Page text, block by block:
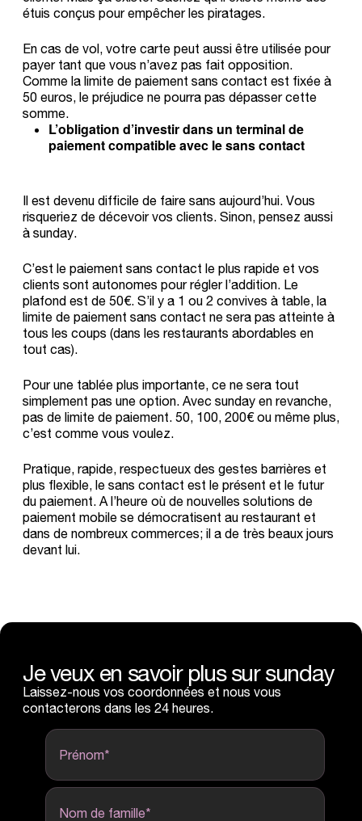
étuis conçus pour empêcher les piratages.
En cas de vol, votre carte peut aussi être utilisée pour
payer tant que vous n’avez pas fait opposition.
Comme la limite de paiement sans contact est fixée à
50 euros, le préjudice ne pourra pas dépasser cette
somme.
L’obligation d’investir dans un terminal de
paiement compatibleavec le sans contact
Il est devenu difficile de faire sans aujourd’hui. Vous
risqueriez de décevoir vos clients. Sinon, pensez aussi
à sunday.
C’est le paiement sans contact le plus rapide et vos
clients sont autonomes pour régler l’addition. Le
plafond est de 50€. S’il y a 1 ou 2 convives à table, la
limite de paiement sans contact ne sera pas atteinte à
tous les coups (dans les restaurants abordables en
tout cas).
Pour une tablée plus importante, ce ne sera tout
simplement pas une option. Avec sunday en revanche,
pas de limite de paiement. 50, 100, 200€ ou même plus,
c’est comme vous voulez.
Pratique, rapide, respectueux des gestes barrières et
plus flexible, le sans contact est le présent et le futur
du paiement. A l’heure où de nouvelles solutions de
paiement mobile se démocratisent au restaurant et
dans de nombreux commerces; il a de très beaux jours
devant lui.
Je veux en savoir plus sur sunday
Laissez-nous vos coordonnées et nous vous
contacterons dans les 24 heures.
Prénom*
Nom de famille*